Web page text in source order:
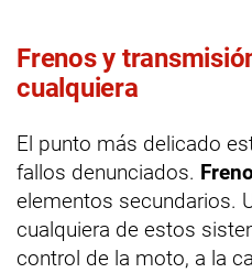
Frenos y
cualquiera
El punto más delicado
fallos denunciados.
elementos secundarios.
cualquiera de estos
control de la moto, a la